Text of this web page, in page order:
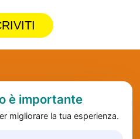
è importante
migliorare la tua esperienza.